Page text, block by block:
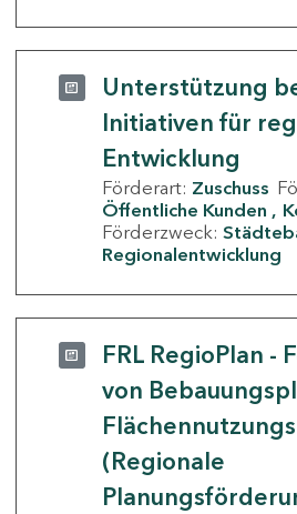
Unterstützung
Initiativen für
Entwicklung
Förderart: Zuschuss
Öffentliche Kunden
Förderzweck:
Regionalentwicklung
FRL RegioPlan -
von
(Regionale